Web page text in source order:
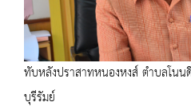
ทับหลังปราสาทหนองหงส์ ตำบลโนน
บุรีรัมย์